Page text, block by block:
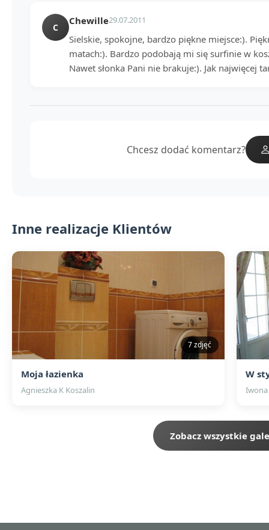
C
Chewille29.07.2011
Sielskie, spokojne, bardzo piękne miejsce:).
matach:). Bardzo podobają mi się surfinie w
Nawet słonka Pani nie brakuje:). Jak najwięcej
Chcesz dodać komentarz?
Inne realizacje Klientów
7 zdjęć
Moja łazienka
Agnieszka K Koszalin
W
Iwona
Zobacz wszystkie